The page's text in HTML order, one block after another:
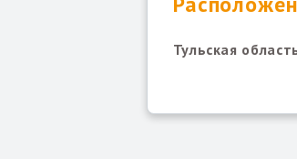
Тульская